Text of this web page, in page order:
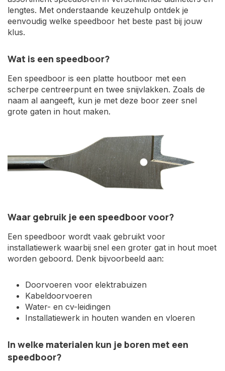
lengtes. Met onderstaande keuzehulp ontdek je
eenvoudig welke speedboor het beste past bij jouw
klus.
Wat is een speedboor?
Een speedboor is een platte houtboor met een
scherpe centreerpunt en twee snijvlakken. Zoals de
naam al aangeeft, kun je met deze boor zeer snel
grote gaten in hout maken.
Waar gebruik je een speedboor voor?
Een speedboor wordt vaak gebruikt voor
installatiewerk waarbij snel een groter gat in hout moet
worden geboord. Denk bijvoorbeeld aan:
Doorvoeren voor elektrabuizen
Kabeldoorvoeren
Water- en cv-leidingen
Installatiewerk in houten wanden en vloeren
In welke materialen kun je boren met een
speedboor?